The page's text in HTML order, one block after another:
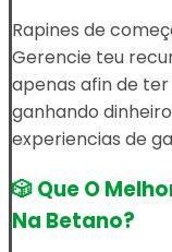
Rapines de
Gerencie teu
apenas afin de
ganhando
experiencias de
🎲 Que O
Na Betano?